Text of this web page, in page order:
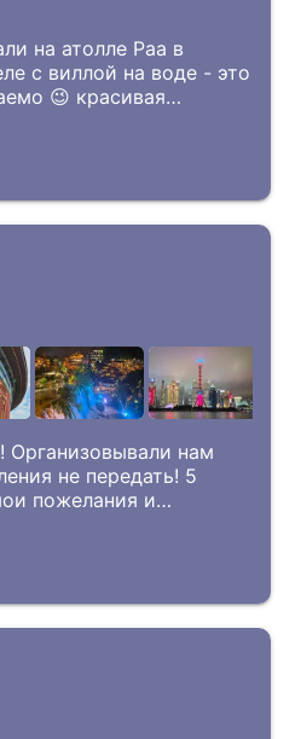
на атолле Раа в
с виллой на воде - это
😉 красивая
и полное
всегда были на
спасибо за
Организовывали нам
не передать! 5
пожелания и
организация на месте
рекомендую и сама